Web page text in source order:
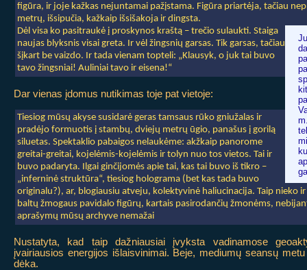
figūra, ir joje kažkas nejuntamai pažįstama. Figūra priartėja, tačiau
metrų, išsipučia, kažkaip išsišakoja ir dingsta.
Dėl visa ko pasitraukė į proskynos kraštą – trečio sulaukti. Staiga
naujas blyksnis visai greta. Ir vėl žingsnių garsas. Tik garsas, tačiau
šįkart be vaizdo. Ir tada vienam topteli: „Klausyk, o juk tai buvo
tavo žingsniai! Auliniai tavo ir eisena!“
Dar vienas įdomus nutikimas toje pat vietoje:
Tiesiog mūsų akyse susidarė geras tamsaus rūko gniužalas ir
pradėjo formuotis į stambų, dviejų metrų ūgio, panašus į gorilą
siluetas. Spektaklio pabaigos nelaukėme: akžkaip panorome
greitai-greitai, kojelėmis-kojelėmis ir tolyn nuo tos vietos. Tai ir
buvo padaryta. Ilgai ginčijomės apie tai, kas tai buvo iš tikro –
„inferninė struktūra“, tiesiog holograma (bet kas tada buvo
originalu?), ar, blogiausiu atveju, kolektyvinė haliucinacija. Taip nieko
baltų žmogaus pavidalo figūrų, kartais pasirodančių žmonėms,
aprašymų mūsų archyve nemažai
Nustatyta, kad taip dažniausiai įvyksta vadinamose
įvairiausios energijos išlaisvinimai. Beje, mediumų seansų
dėka.